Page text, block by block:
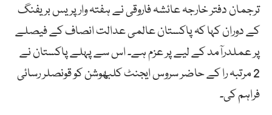
ترجمان دفتر خارجہ عائشہ فاروقی نے ہفتہ وار پریس بریفنگ
کے دوران کہا کہ پاکستان عالمی عدالت انصاف کے فیصلے
پر عملدرآمد کے لیے پر عزم ہے۔ اس سے پہلے پاکستان نے
2 مرتبہ را کے حاضر سروس ایجنٹ کلبھوشن کو قونصلر رسائی
فراہم کی۔